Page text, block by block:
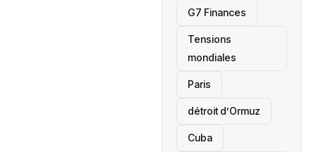
‎G7 Finances
Tensions
mondiales
Paris
détroit d’Ormuz
‎Cuba